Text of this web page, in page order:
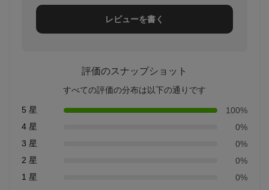
レビューを書く
評価のスナップショット
すべての評価の分布は以下の通りです
5 星
100%
4 星
0%
3 星
0%
2 星
0%
1 星
0%